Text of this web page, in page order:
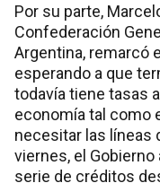
Por su parte,
Confederación
Argentina, remarcó
esperando a que
todavía tiene tasas
economía tal como
necesitar las líneas
viernes, el
serie de créditos